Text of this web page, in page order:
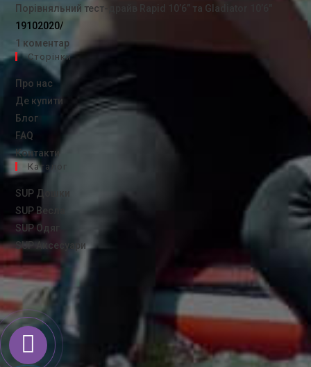
Порівняльний тест-драйв Rapid 10’6” та Gladiator 10’6″
19102020/
1 коментар
Сторінки
Про нас
Де купити
Блог
FAQ
Контакти
Каталог
SUP Дошки
SUP Весла
SUP Одяг
SUP Аксесуари